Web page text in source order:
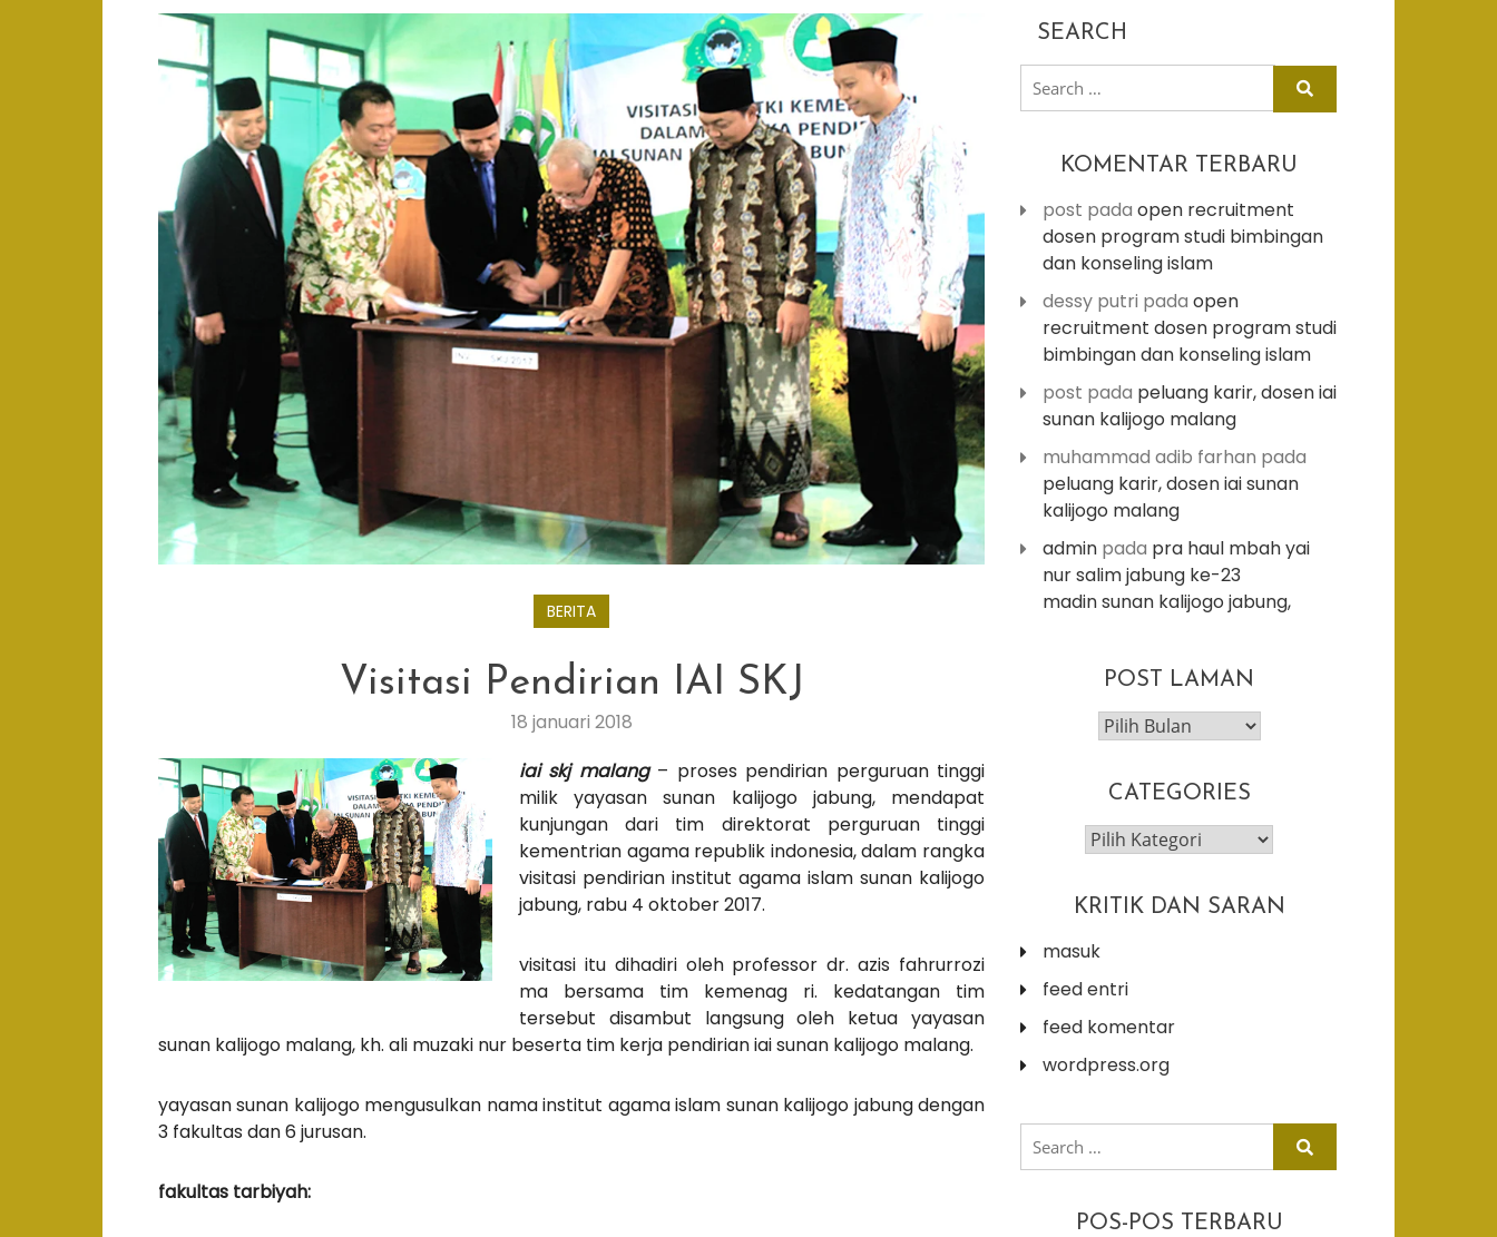
BERITA
Visitasi Pendirian IAI SKJ
18 januari 2018
iai skj malang– proses pendirian perguruan tinggi
milik yayasan sunan kalijogo jabung, mendapat
kunjungan dari tim direktorat perguruan tinggi
kementrian agama republik indonesia, dalam rangka
visitasi pendirian institut agama islam sunan kalijogo
jabung, rabu 4 oktober 2017.
visitasi itu dihadiri oleh professor dr. azis fahrurrozi
ma bersama tim kemenag ri. kedatangan tim
tersebut disambut langsung oleh ketua yayasan
sunan kalijogo malang, kh. ali muzaki nur beserta tim kerja pendirian iai sunan kalijogo malang.
yayasan sunan kalijogo mengusulkan nama institut agama islam sunan kalijogo jabung dengan
3 fakultas dan 6 jurusan.
fakultas tarbiyah:
SEARCH
search
for:
KOMENTAR TERBARU
post pada open recruitment
dosen program studi bimbingan
dan konseling islam
dessy putri pada open
recruitment dosen program studi
bimbingan dan konseling islam
post pada peluang karir, dosen iai
sunan kalijogo malang
muhammad adib farhan pada
peluang karir, dosen iai sunan
kalijogo malang
adminpada pra haul mbah yai
nur salim jabung ke-23
madin sunan kalijogo jabung,
POST LAMAN
CATEGORIES
categories
KRITIK DAN SARAN
masuk
feed entri
feed komentar
wordpress.org
search
for:
POS-POS TERBARU